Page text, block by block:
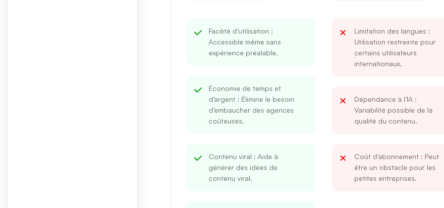
Facilité d’utilisation :
Accessible même sans
expérience préalable.
Économie de temps et
d’argent: Élimine le besoin
d’embaucher des agences
coûteuses.
Contenu viral : Aide à
générer des idées de
contenu viral.
Limitation des langues :
Utilisation restreinte pour
certains utilisateurs
internationaux.
Dépendance à l’IA:
Variabilité possible de la
qualité du contenu.
Coût d’abonnement: Peut
être un obstacle pour les
petites entreprises.